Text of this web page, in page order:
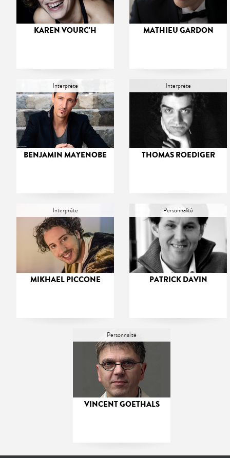
KAREN VOURC'H MATHIEU GARDON
Interprète
BENJAMIN MAYENOBE
Interprète
THOMAS ROEDIGER
Interprète
MIKHAEL PICCONE
Personnalité
PATRICK DAVIN
Personnalité
VINCENT GOETHALS